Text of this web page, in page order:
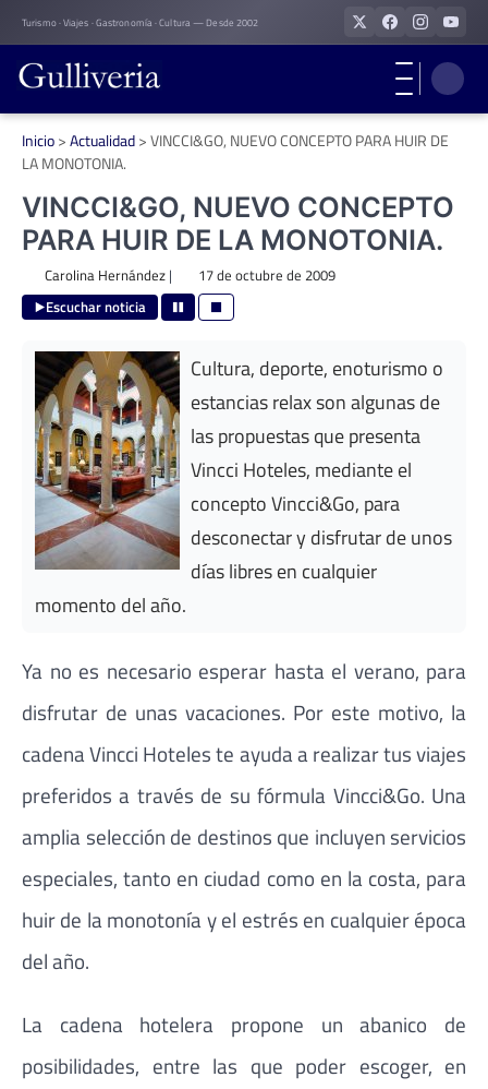
Skip
to
content
Turismo · Viajes · Gastronomía · Cultura — Desde 2002
Inicio>Actualidad>VINCCI&GO, NUEVO CONCEPTO PARA HUIR DE
LA MONOTONIA.
VINCCI&GO, NUEVO CONCEPTO
PARA HUIR DE LA MONOTONIA.
Carolina Hernández| 17 de octubre de 2009
Escuchar noticia
Cultura, deporte, enoturismo o
estancias relax son algunas de
las propuestas que presenta
Vincci Hoteles, mediante el
concepto Vincci&Go, para
desconectar y disfrutar de unos
días libres en cualquier
momento del año.
Ya no es necesario esperar hasta el verano, para
disfrutar de unas vacaciones. Por este motivo, la
cadena Vincci Hoteles te ayuda a realizar tus viajes
preferidos a través de su fórmula Vincci&Go. Una
amplia selección de destinos que incluyen servicios
especiales, tanto en ciudad como en la costa, para
huir de la monotonía y el estrés en cualquier época
del año.
La cadena hotelera propone un abanico de
posibilidades, entre las que poder escoger, en